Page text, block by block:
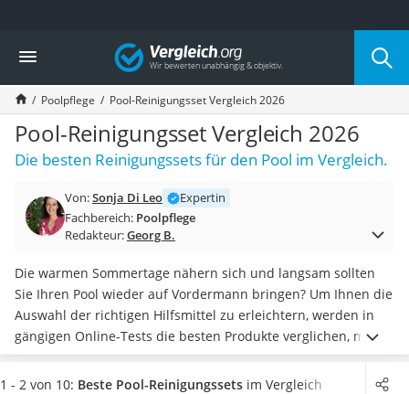
Die beliebtesten Vergleiche nach Kategorie
Baumarkt
Tresor feuerfest
Makita-Akku-Rasenmäher
Kappsäge
Smartes Türschloss
Akku-Rasentrimmer
Split-Klimaanlage 2 Innengeräte
Pelletofen
Tiefbrunnenpumpe
Fliesenschneider
Hochdruckreiniger
Doppelschleifer
Überwachungskamera
Benzinrasenmäher mit Elektrostart
Vergleich
Poolpflege Pool-Reinigungsset Vergleich 2026
Pool-Reinigungsset Vergleich 2026
Die besten Reinigungssets für den Pool im Vergleich.
Von:Sonja Di Leo
Expertin
Fachbereich: Poolpflege
Redakteur:Georg B.
Die warmen Sommertage nähern sich und langsam sollten
Sie Ihren Pool wieder auf Vordermann bringen? Um Ihnen die
Auswahl der richtigen Hilfsmittel zu erleichtern, werden in
gängigen Online-Tests die besten Produkte verglichen, mit
denen Sie Ihren Pool einfach und schnell säubern können.
Zusätzlich zu den traditionellen Hilfsmitteln gibt es
1 - 2 von 10: Beste Pool-Reinigungssets im Vergleich